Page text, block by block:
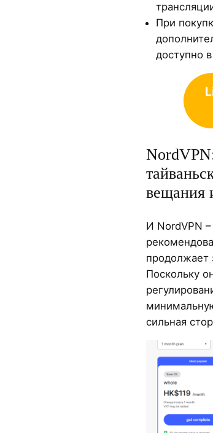
При
доступно
вещания
И NordVPN
продолжает
Поскольку
сильная